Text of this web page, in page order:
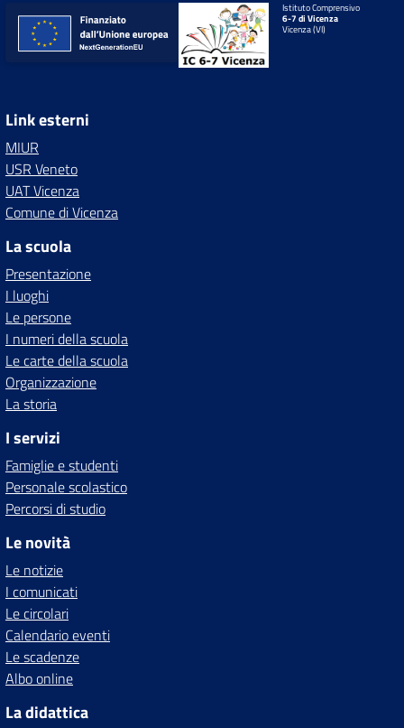
Istituto Comprensivo
6-7 di Vicenza
Vicenza (VI)
Link esterni
MIUR
USR Veneto
UAT Vicenza
Comune di Vicenza
La scuola
Presentazione
I luoghi
Le persone
I numeri della scuola
Le carte della scuola
Organizzazione
La storia
I servizi
Famiglie e studenti
Personale scolastico
Percorsi di studio
Le novità
Le notizie
I comunicati
Le circolari
Calendario eventi
Le scadenze
Albo online
La didattica